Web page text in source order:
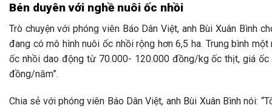
Bén duyên với nghề nuôi ốc nhồi
Trò chuyện với phóng viên Báo Dân Việt, anh Bùi Xuân Bình
đang có mô hình nuôi ốc nhồi rộng hơn 6,5 ha. Trung bình
ốc nhồi dao động từ 70.000- 120.000 đồng/kg ốc thịt, giá
đồng/năm”.
Chia sẻ với phóng viên Báo Dân Việt, anh Bùi Xuân Bình nói: